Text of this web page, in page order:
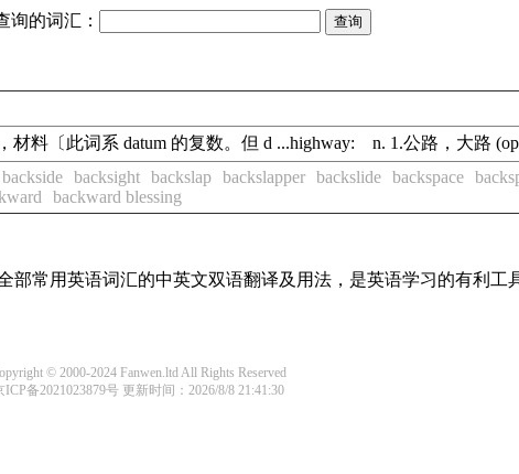
询的词汇：
料〔此词系 datum 的复数。但 d ...highway: n. 1.公路，大路
backside backsight backslap backslapper backslide backspace
backward blessing
常用英语词汇的中英文双语翻译及用法，是英语学习的有利工
© 2000-2024 Fanwen.ltd All Rights Reserved
ICP备2021023879号更新时间：2026/8/8 21:41:30